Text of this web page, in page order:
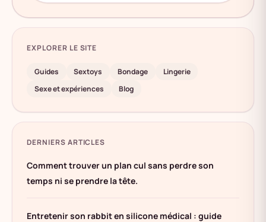
EXPLORER LE SITE
Guides Sextoys Bondage
Lingerie
Sexe et expériences
Blog
DERNIERS ARTICLES
Comment trouver un plan cul sans perdre son
temps ni se prendre la tête.
Entretenir son rabbit en silicone médical : guide